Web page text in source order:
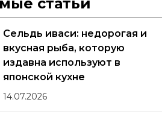
Сельдь иваси: недорогая и
вкусная рыба, которую
издавна используют в
японской кухне
14.07.2026